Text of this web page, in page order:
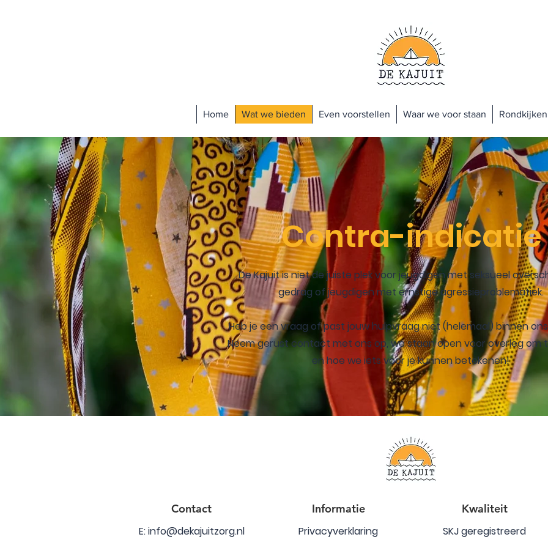
Home Wat we bieden Even voorstellen Waar we voor staan Rondkijken
Contra-indicatie
De Kajuit is niet de juiste plek voor jeugdigen met seksueel
gedrag of jeugdigen met ernstige agressieproblematiek.
Heb je een vraag of past jouw hulpvraag niet (helemaal) binnen
Neem gerust contact met ons op, we staan open voor overleg om
en hoe we iets voor je kunnen betekenen!
Contact
E:info@dekajuitzorg.nl
Informatie
Privacyverklaring
Kwaliteit
SKJ geregistreerd